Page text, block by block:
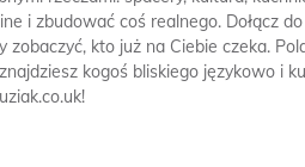
i zbudować coś realnego. Dołącz do
zobaczyć, kto już na Ciebie czeka.
kogoś bliskiego językowo i